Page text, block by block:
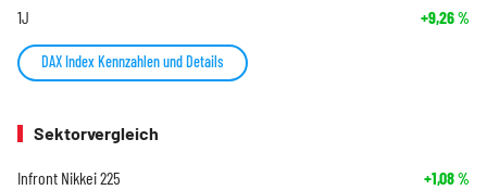
1J +9,26%
DAX Index Kennzahlen und Details
Sektorvergleich
Infront Nikkei 225 +1,08%